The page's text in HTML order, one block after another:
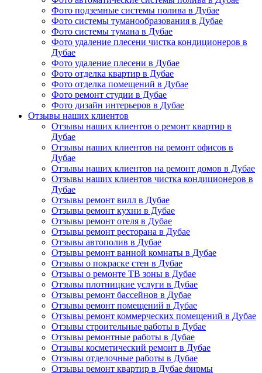
Фото подземные системы полива в Дубае
Фото системы туманообразования в Дубае
Фото системы тумана в Дубае
Фото удаление плесени чистка кондиционеров в
Дубае
Фото удаление плесени в Дубае
Фото отделка квартир в Дубае
Фото отделка помещений в Дубае
Фото ремонт студии в Дубае
Фото дизайн интерьеров в Дубае
Отзывы наших клиентов
Отзывы наших клиентов о ремонт квартир в
Дубае
Отзывы наших клиентов на ремонт офисов в
Дубае
Отзывы наших клиентов на ремонт домов в Дубае
Отзывы наших клиентов чистка кондиционеров в
Дубае
Отзывы ремонт вилл в Дубае
Отзывы ремонт кухни в Дубае
Отзывы ремонт отеля в Дубае
Отзывы ремонт ресторана в Дубае
Отзывы автополив в Дубае
Отзывы ремонт ванной комнаты в Дубае
Отзывы о покраске стен в Дубае
Отзывы о ремонте ТВ зоны в Дубае
Отзывы плотницкие услуги в Дубае
Отзывы ремонт бассейнов в Дубае
Отзывы ремонт помещений в Дубае
Отзывы ремонт коммерческих помещений в Дубае
Отзывы строительные работы в Дубае
Отзывы ремонтные работы в Дубае
Отзывы косметический ремонт в Дубае
Отзывы отделочные работы в Дубае
Отзывы ремонт квартир в Дубае фирмы